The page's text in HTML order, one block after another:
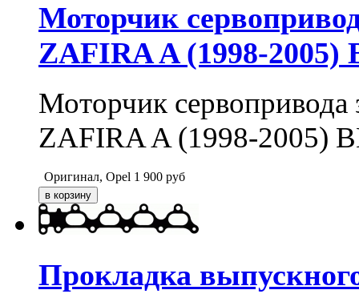
Моторчик
ZAFIRA A (1998-2005)
Моторчик сервопривода
ZAFIRA A (1998-2005)
Оригинал, Opel 1 900 руб
Прокладка